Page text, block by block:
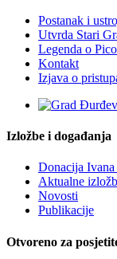
Postanak i
Utvrda Stari
Legenda o
Kontakt
Izjava o
Izložbe i događanja
Donacija
Aktualne
Novosti
Publikacije
Otvoreno za